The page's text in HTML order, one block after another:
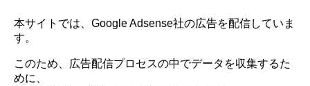
本サイトでは、Google Adsense社の広告を配信していま
す。
このため、広告配信プロセスの中でデータを収集するた
めに、